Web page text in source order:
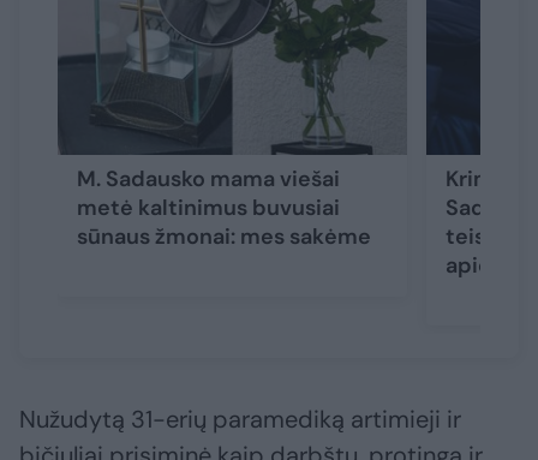
M. Sadausko mama viešai
metė kaltinimus buvusiai
sūnaus žmonai: mes sakėme
teisme
apie jos
Nužudytą 31-erių paramediką artimieji ir